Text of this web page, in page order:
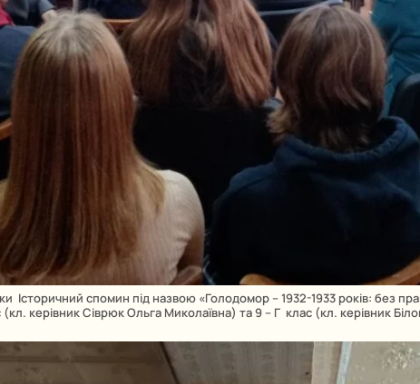
Історичний спомин під назвою «Голодомор – 1932-1933 років: без
керівник Сіврюк Ольга Миколаївна) та 9 – Г клас (кл. керівник